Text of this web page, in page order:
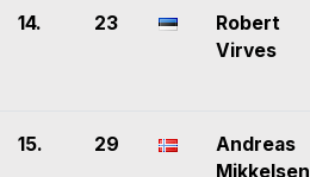
14. 23
Robert
Virves
15. 29
Andreas
Mikkelsen